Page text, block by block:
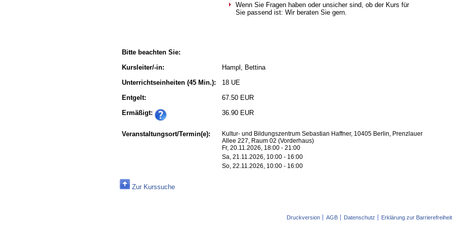
Wenn Sie Fragen haben oder unsicher sind, ob der Kurs für
Sie passend ist: Wir beraten Sie gern.
Bitte beachten Sie:
Kursleiter/-in:
Hampl, Bettina
Unterrichtseinheiten (45 Min.):
18 UE
Entgelt:
67.50 EUR
Ermäßigt:
36.90 EUR
Veranstaltungsort/Termin(e):
Kultur- und Bildungszentrum Sebastian Haffner, 10405 Berlin, Prenzlauer
Allee 227, Raum 02 (Vorderhaus)
Fr, 20.11.2026, 18:00 - 21:00
Sa, 21.11.2026, 10:00 - 16:00
So, 22.11.2026, 10:00 - 16:00
Zur Kurssuche
Druckversion AGB Datenschutz Erklärung zur Barrierefreiheit